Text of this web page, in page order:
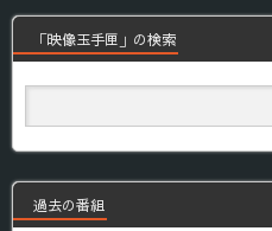
「映像玉手匣」の検索
過去の番組